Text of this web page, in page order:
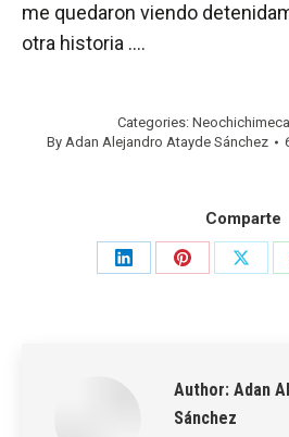
me quedaron viendo
otra historia ….
Categories:
By Adan Alejandro Atayde Sánchez
Comparte
Share
Share
Share
Author: Adan
Sánchez